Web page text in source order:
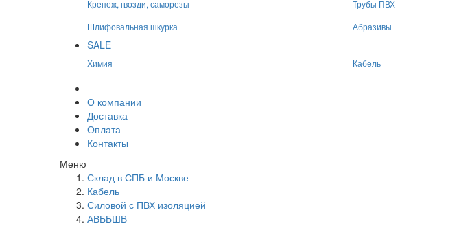
Крепеж, гвозди, саморезы
Трубы ПВХ
Шлифовальная шкурка
Абразивы
SALE
Химия Кабель
О компании
Доставка
Оплата
Контакты
Меню
Склад в СПБ и Москве
Кабель
Силовой с ПВХ изоляцией
АВББШВ